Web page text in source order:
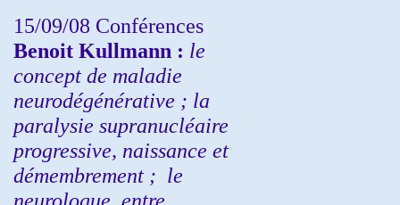
15/09/08 Conférences
Benoit Kullmann : le
concept de maladie
neurodégénérative ; la
paralysie supranucléaire
progressive, naissance et
démembrement ; le
neurologue, entre